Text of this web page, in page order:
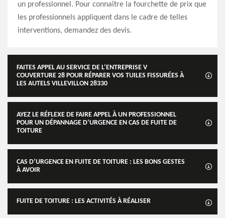
un professionnel. Pour connaître la fourchette de prix que
les professionnels appliquent dans le cadre de telles
interventions, demandez des devis.
FAITES APPEL AU SERVICE DE L’ENTREPRISE V
COUVERTURE 28 POUR RÉPARER VOS TUILES FISSURÉES À
LES AUTELS VILLEVILLON 28330
AYEZ LE RÉFLEXE DE FAIRE APPEL À UN PROFESSIONNEL
POUR UN DÉPANNAGE D’URGENCE EN CAS DE FUITE DE
TOITURE
CAS D’URGENCE EN FUITE DE TOITURE : LES BONS GESTES
À AVOIR
FUITE DE TOITURE : LES ACTIVITÉS À RÉALISER